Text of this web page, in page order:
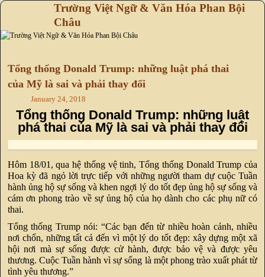
Trường Việt Ngữ & Văn Hóa Phan Bội
Châu
Tổng thống Donald Trump: những luật phá thai
của Mỹ là sai và phải thay đổi
January 24, 2018
Tổng thống Donald Trump: những luật
phá thai của Mỹ là sai và phải thay đổi
Hôm 18/01, qua hệ thống vệ tinh, Tổng thống Donald Trump của
Hoa kỳ đã ngỏ lời trực tiếp với những người tham dự cuộc Tuần
hành ủng hộ sự sống và khen ngợi lý do tốt đẹp ủng hộ sự sống và
cám ơn phong trào về sự ủng hộ của họ dành cho các phụ nữ có
thai.
Tổng thống Trump nói: “Các bạn đến từ nhiều hoàn cảnh, nhiều
nơi chốn, những tất cả đến vì một lý do tốt đẹp: xây dựng một xã
hội nơi mà sự sống được cử hành, được bảo vệ và được yêu
thương. Cuộc Tuần hành vì sự sống là một phong trào xuất phát từ
tình yêu thương.”